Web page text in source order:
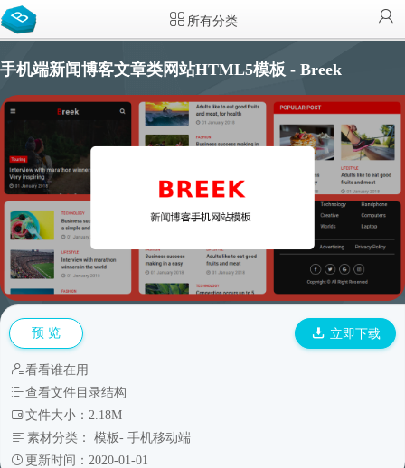
所有分类
手机端新闻博客文章类网站HTML5模板 - Breek
预 览 立即下载
看看谁在用
查看文件目录结构
文件大小：2.18M
素材分类： 模板- 手机移动端
更新时间：2020-01-01